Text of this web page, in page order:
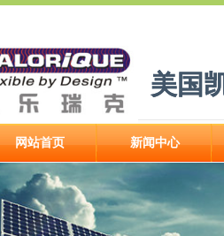
美国
美国
网站首页 新闻中心
网站首页 新闻中心